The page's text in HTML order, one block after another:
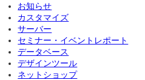
お知らせ
カスタマイズ
サーバー
セミナー・イベントレポート
データベース
デザインツール
ネットショップ